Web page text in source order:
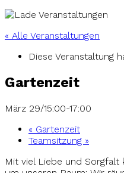
« Alle Veranstaltungen
Diese Veranstaltung
Gartenzeit
März 29/15:00-17:00
« Gartenzeit
Teamsitzung »
Mit viel Liebe und Sorgfalt